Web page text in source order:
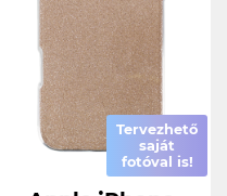
Tervezhető
saját
fotóval is!